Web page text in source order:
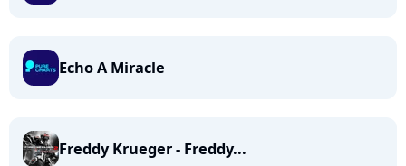
Echo A Miracle
Freddy Krueger - Freddy...